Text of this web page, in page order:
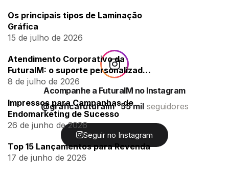
Os principais tipos de Laminação
Gráfica
15 de julho de 2026
Atendimento Corporativo da
FuturaIM: o suporte personalizado
para empresas
8 de julho de 2026
Impressos para Campanhas de
Endomarketing de Sucesso
26 de junho de 2026
Top 15 Lançamentos para Revenda
17 de junho de 2026
Acompanhe a FuturaIM no Instagram
@graficafuturaim 55 milseguidores
Seguir no Instagram